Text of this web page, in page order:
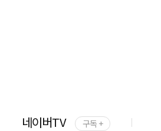
네이버TV 구독 +